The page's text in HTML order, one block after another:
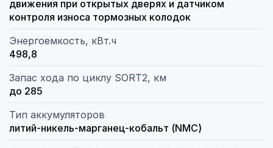
движения при открытых дверях и датчиком
контроля износа тормозных колодок
Энергоемкость, кВт.ч
498,8
Запас хода по циклу SORT2, км
до 285
Тип аккумуляторов
литий-никель-марганец-кобальт (NMC)